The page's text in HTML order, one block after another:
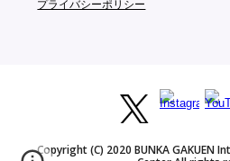
プライバシーポリシー
Copyright (C) 2020 BUNKA GAKUEN